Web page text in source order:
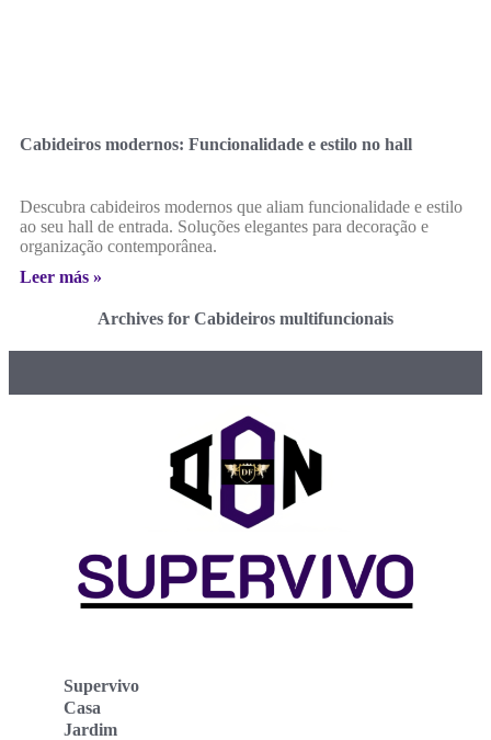
Cabideiros modernos: Funcionalidade e estilo no hall
Descubra cabideiros modernos que aliam funcionalidade e estilo
ao seu hall de entrada. Soluções elegantes para decoração e
organização contemporânea.
Leer más »
Archives for Cabideiros multifuncionais
Supervivo
Casa
Jardim